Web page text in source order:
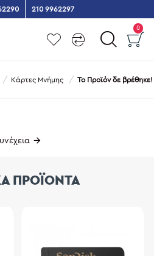
210 9962297
0
Κάρτες Μνήμης Το Προϊόν δε βρέθηκε!
ΠΡΟΪΟΝΤΑ